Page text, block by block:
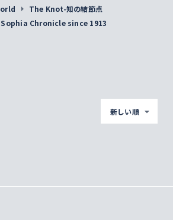
The Knot-知の結節点
Sophia Chronicle since 1913
新しい順